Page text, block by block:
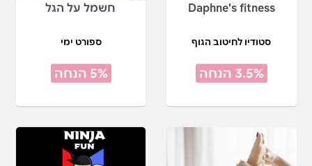
Daphne's fitness
סטודיו לחיטוב הגוף
3.5% הנחה
חשמל על הגל
ספורט ימי
5% הנחה